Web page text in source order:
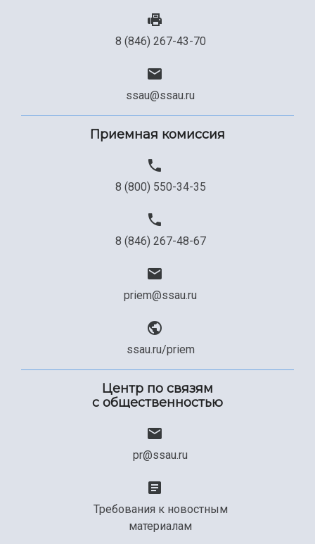
8 (846) 267-43-70
ssau@ssau.ru
Приемная комиссия
8 (800) 550-34-35
8 (846) 267-48-67
priem@ssau.ru
ssau.ru/priem
Центр по связям
с общественностью
pr@ssau.ru
Требования к новостным
материалам